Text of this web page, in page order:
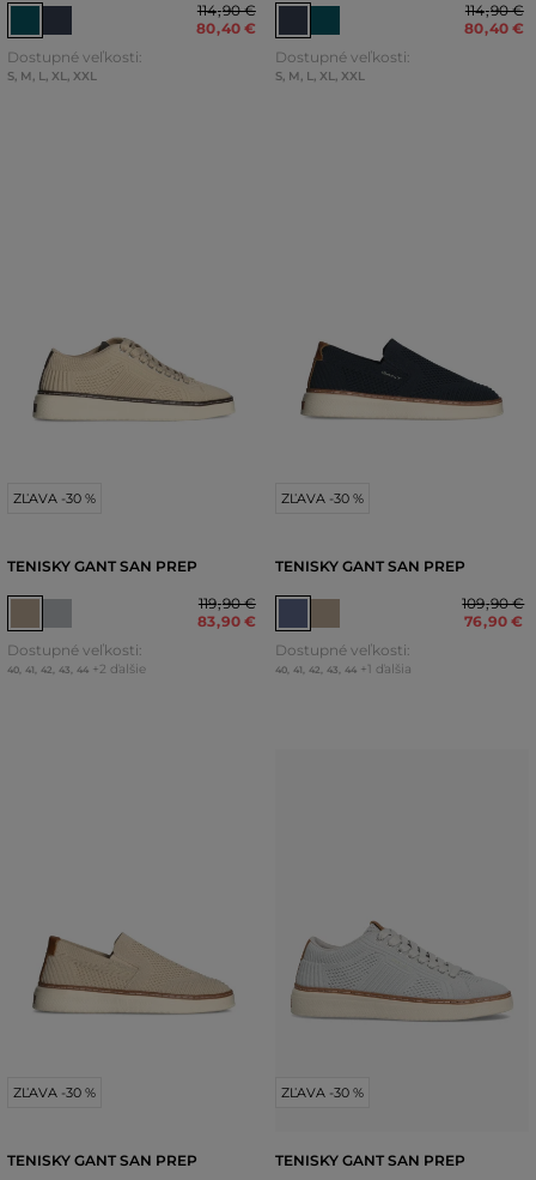
114,90 €
80,40 €
Dostupné veľkosti:
S, M, L, XL, XXL
114,90 €
80,40 €
Dostupné veľkosti:
S, M, L, XL, XXL
ZĽAVA -30 %
TENISKY GANT SAN PREP
119,90 €
83,90 €
Dostupné veľkosti:
40, 41 42 43 44 +2 ďalšie
ZĽAVA -30 %
TENISKY GANT SAN PREP
109,90 €
76,90 €
Dostupné veľkosti:
40, 41 42 43 44 +1 ďalšia
ZĽAVA -30 %
TENISKY GANT SAN PREP
ZĽAVA -30 %
TENISKY GANT SAN PREP